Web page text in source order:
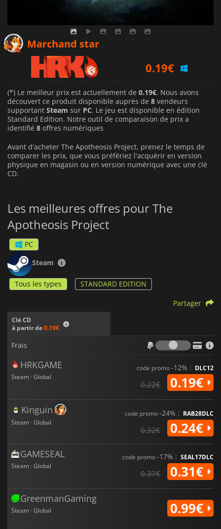
Marchand star
0.19€
0.31€
(*) Le meilleur prix est actuellement de 0.19€. Nous avons
découvert ce produit disponible auprès de 8 vendeurs
supportant Steam sur PC. Le jeu est disponible en édition
Standard Edition. Notre outil de comparaison de prix a
identifié 8 offres numériques
Avant d'acheter The Apotheosis Project, prenez le temps de
comparer les prix, que vous préfériez l'acquérir en version
physique en magasin ou en version numérique avec une clé
CD.
Les meilleures offres pour The
Apotheosis Project
PC
Steam
Tous les types STANDARD EDITION
Clé CD
à partir de0.19€
Partager
Frais
Frais
HRKGAME
Steam · Global
code promo-12% : DLC12
0.22€ 0.19€
Kinguin
Steam · Global
code promo-24% : RAB28DLC
0.32€ 0.24€
GAMESEAL
Steam · Global
code promo-17% : SEAL17DLC
0.37€ 0.31€
GreenmanGaming
Steam · Global 0.99€